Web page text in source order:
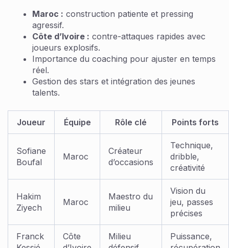
Maroc : construction patiente et pressing
agressif.
Côte d’Ivoire : contre-attaques rapides avec
joueurs explosifs.
Importance du coaching pour ajuster en temps
réel.
Gestion des stars et intégration des jeunes
talents.
Joueur Équipe Rôle clé Points forts
Sofiane
Boufal
Maroc
Créateur
d’occasions
Technique,
dribble,
créativité
Hakim
Ziyech
Maroc
Maestro du
milieu
Vision du
jeu, passes
précises
Franck
Côte
Milieu
Puissance,